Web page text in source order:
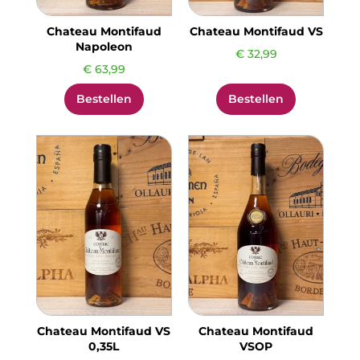
Chateau Montifaud
Napoleon
€63,99
Bestellen
Chateau Montifaud VS
€32,99
Bestellen
Chateau Montifaud VS
0,35L
Chateau Montifaud
VSOP